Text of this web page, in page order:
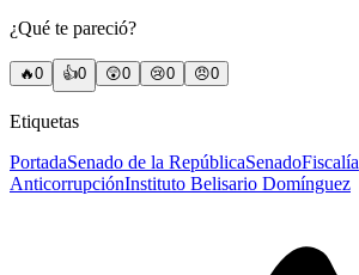
¿Qué te pareció?
🔥0 👍0 😲0 😢0 😠0
Etiquetas
PortadaSenado de la RepúblicaSenadoFiscalía
AnticorrupciónInstituto Belisario Domínguez